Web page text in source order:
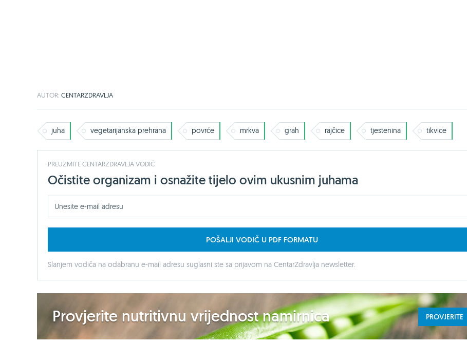
AUTOR: CENTARZDRAVLJA
juha vegetarijanska prehrana povrće mrkva grah rajčice tjestenina tikvice
PREUZMITE CENTARZDRAVLJA VODIČ
Očistite organizam i osnažite tijelo ovim ukusnim juhama
POŠALJI VODIČ U PDF FORMATU
Slanjem vodiča na odabranu e-mail adresu suglasni ste sa prijavom na CentarZdravlja newsletter.
Provjerite nutritivnu vrijednost namirnica PROVJERITE